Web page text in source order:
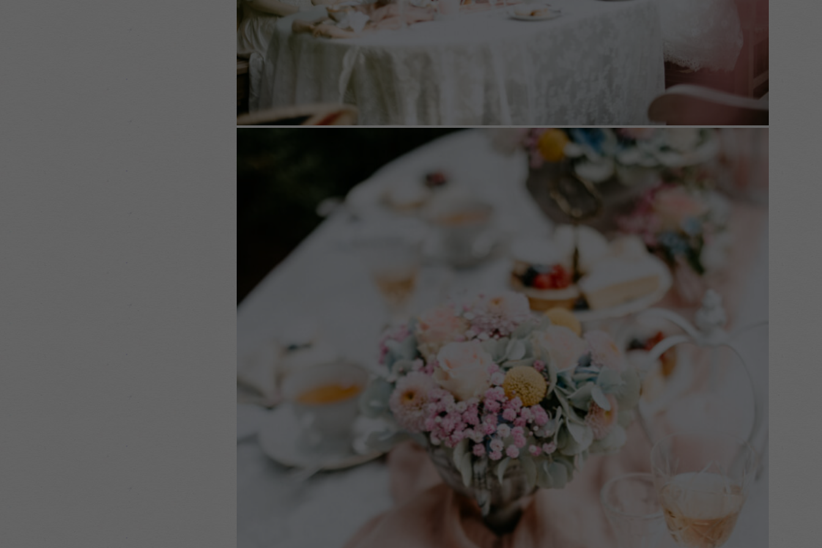
Name _ga
Anbieter Google Analytics
Zweck
analytics report. The cookies store information
anonymously and assign a randomly generated
number to identify unique visitors.
_gid
Laufzeit
This cookie is installed by Google Analytics. The
cookie is used to store information of how visitors
use a website and helps in creating an analytics
report of how the website is doing. The data
collected including the number visitors, the source
where they have come from, and the pages visited
in an anonymous form.
Google Tagmanager
This cookie is installed by Google Analytics. The
cookie is used to store information of how visitors
use a website and helps in creating an analytics
report of how the wbsite is doing. The data collected
including the number visitors, the source where
they have come from, and the pages viisted in an